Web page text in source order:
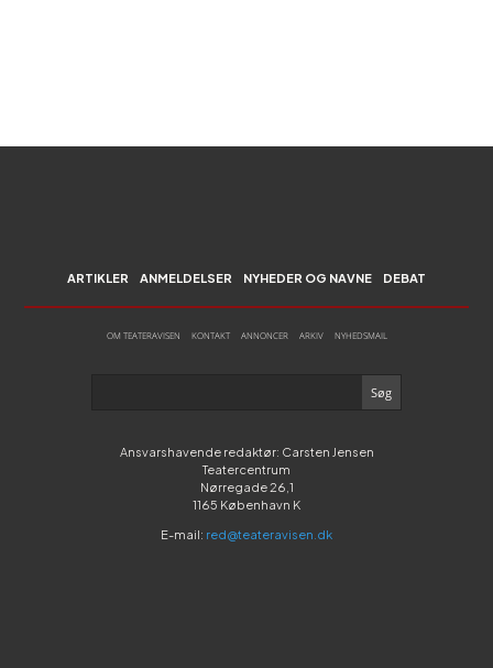
ARTIKLER ANMELDELSER NYHEDER OG NAVNE DEBAT
OM TEATERAVISEN KONTAKT ANNONCER ARKIV NYHEDSMAIL
Ansvarshavende redaktør: Carsten Jensen
Teatercentrum
Nørregade 26,1
1165 København K
E-mail: red@teateravisen.dk